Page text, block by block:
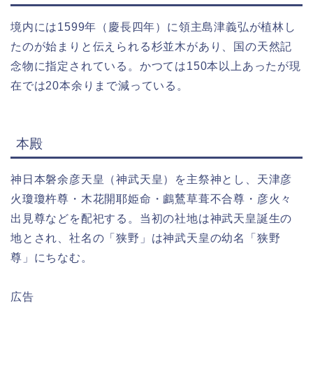
境内には1599年（慶長四年）に領主島津義弘が植林し
たのが始まりと伝えられる杉並木があり、国の天然記
念物に指定されている。かつては150本以上あったが現
在では20本余りまで減っている。
本殿
神日本磐余彦天皇（神武天皇）を主祭神とし、天津彦
火瓊瓊杵尊・木花開耶姫命・鸕鶿草葺不合尊・彦火々
出見尊などを配祀する。当初の社地は神武天皇誕生の
地とされ、社名の「狭野」は神武天皇の幼名「狭野
尊」にちなむ。
広告